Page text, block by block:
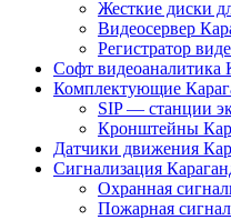
Жесткие диски
Видеосервер
Регистратор
Софт видеоаналитика
Комплектующие
SIP — станции
Кронштейны
Датчики движения
Сигнализация
Охранная
Пожарная